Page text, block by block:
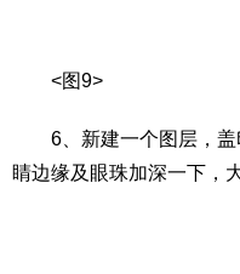
<图9>
6、新建一个图层，盖
睛边缘及眼珠加深一下，